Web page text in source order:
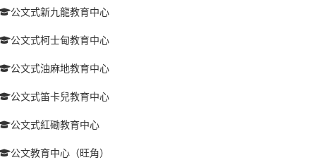
公文式新九龍教育中心
公文式柯士甸教育中心
公文式油麻地教育中心
公文式笛卡兒教育中心
公文式紅磡教育中心
公文教育中心（旺角）